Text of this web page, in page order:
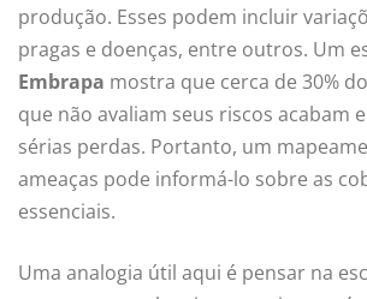
produção. Esses podem incluir
pragas e doenças, entre outros. Um
Embrapa mostra que cerca de 30%
que não avaliam seus riscos acabam
sérias perdas. Portanto, um
ameaças pode informá-lo sobre as
essenciais.
Uma analogia útil aqui é pensar na